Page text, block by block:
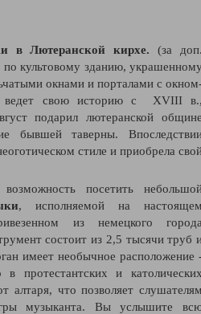
в Лютеранской кирхе.(за
по культовому зданию,
окнами и порталами с
свою историю с
XVIII
подарил лютеранской
бывшей таверны.
стиле и приобрела
посетить
, исполняемой на
из немецкого
состоит из 2,5 тысячи труб
имеет необычное расположение
протестантских и
алтаря, что позволяет
музыканта. Вы услышите